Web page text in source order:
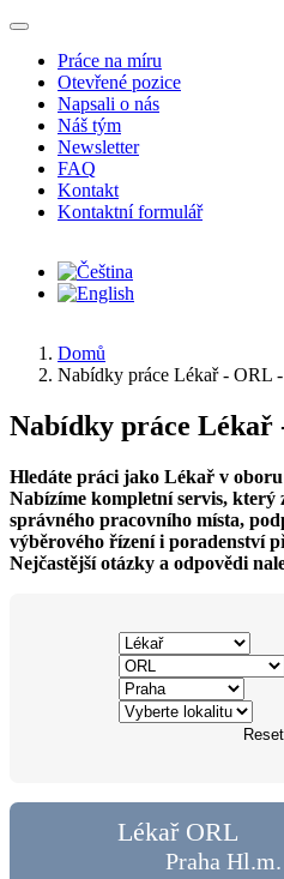
Přejít k hlavnímu obsahu
Práce na míru
Otevřené pozice
Napsali o nás
Náš tým
Newsletter
FAQ
Kontakt
Kontaktní formulář
Domů
Nabídky práce Lékař - ORL -
Nabídky práce Lékař
Hledáte práci jako Lékař v
Nabízíme kompletní servis,
správného pracovního místa,
výběrového řízení i poradenství
Nejčastější otázky a odpovědi
Lékař ORL
Praha Hl.m.